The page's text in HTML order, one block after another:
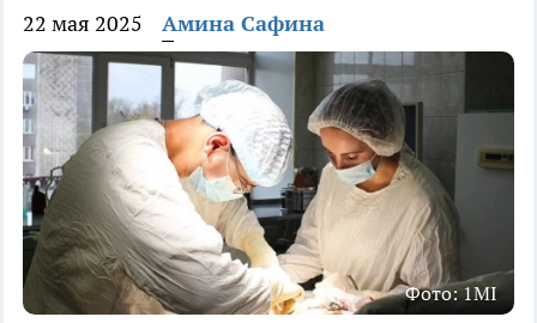
22 мая 2025 Амина Сафина
Фото: 1MI